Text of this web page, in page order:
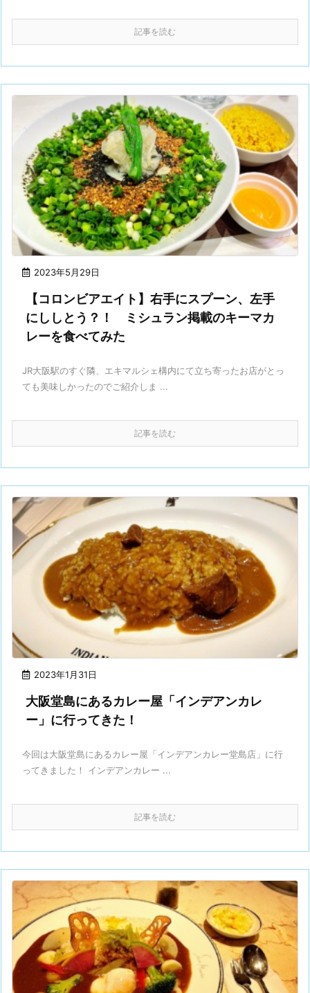
記事を読む
2023年5月29日
【コロンビアエイト】右手にスプーン、左手
にししとう？！ ミシュラン掲載のキーマカ
レーを食べてみた
JR大阪駅のすぐ隣、エキマルシェ構内にて立ち寄ったお店がとっ
ても美味しかったのでご紹介しま ...
記事を読む
2023年1月31日
大阪堂島にあるカレー屋「インデアンカレ
ー」に行ってきた！
今回は大阪堂島にあるカレー屋「インデアンカレー堂島店」に行
ってきました！ インデアンカレー ...
記事を読む